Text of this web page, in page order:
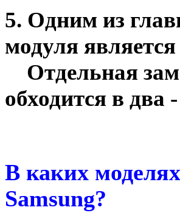
5. Одним из
модуля
Отдельная
обходится в два
В каких
Samsung?